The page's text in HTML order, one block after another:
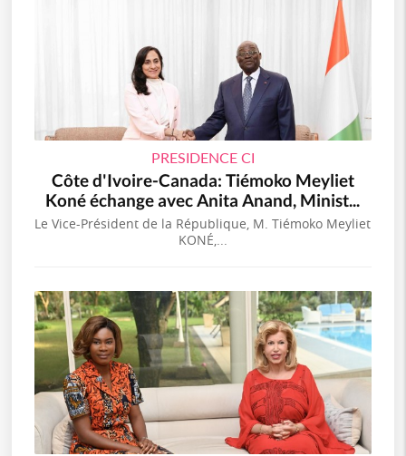
PRESIDENCE CI
Côte d'Ivoire-Canada: Tiémoko Meyliet
Koné échange avec Anita Anand, Minist...
Le Vice-Président de la République, M. Tiémoko Meyliet
KONÉ,...